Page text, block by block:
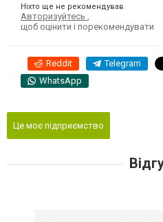
Ніхто ще не рекомендував
Авторизуйтесь
щоб оцінити і порекомендувати
Reddit Telegram
WhatsApp
Це моє підприємство